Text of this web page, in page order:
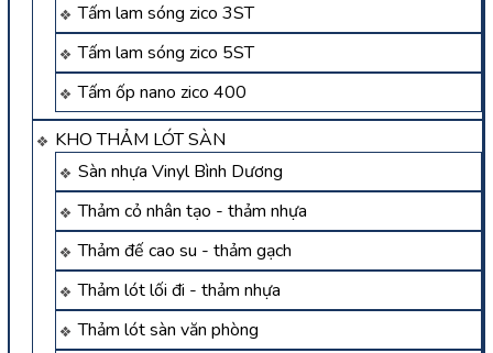
Tấm lam sóng zico 3ST
Tấm lam sóng zico 5ST
Tấm ốp nano zico 400
KHO THẢM LÓT SÀN
Sàn nhựa Vinyl Bình Dương
Thảm cỏ nhân tạo - thảm nhựa
Thảm đế cao su - thảm gạch
Thảm lót lối đi - thảm nhựa
Thảm lót sàn văn phòng